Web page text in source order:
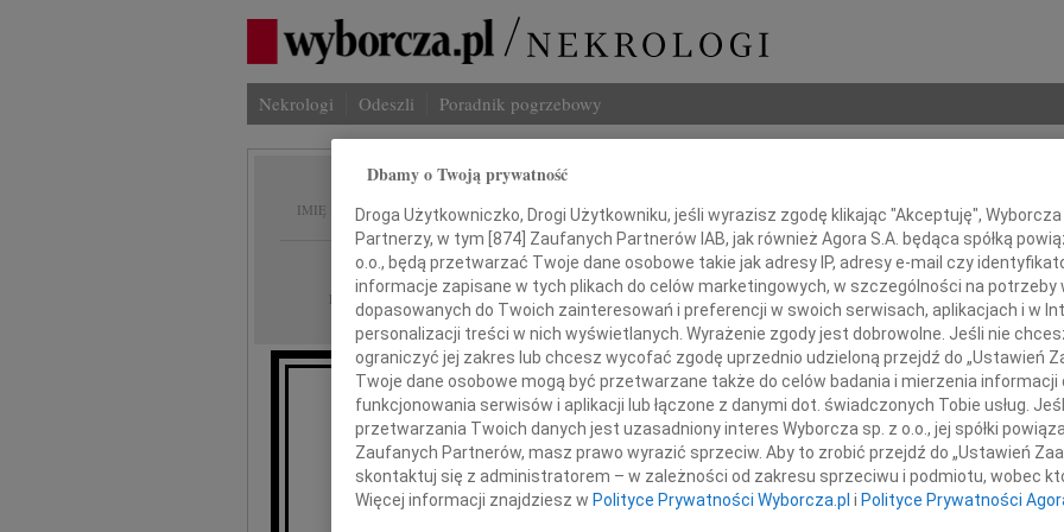
Nekrologi Odeszli Poradnik pogrzebowy
IMIĘ I NAZWISKO: Sabina Kotlarek-Haus
REGION: cała Polska
DATA EMISJI: 13.11.2009
Z głębokim żalem zawiadamiamy,
że 10 listopada 2009 roku zmarła
profesor dr hab. med.
INNE
Z
Z
Z
Z
Dbamy o Twoją prywatność
Droga Użytkowniczko, Drogi Użytkowniku, jeśli wyrazisz zgodę klikając "Akceptuję",
Partnerzy, w tym [ 874 ] Zaufanych Partnerów IAB, jak również Agora S.A. będąca spółką
o.o., będą przetwarzać Twoje dane osobowe takie jak adresy IP, adresy e-mail czy
informacje zapisane w tych plikach do celów marketingowych, w szczególności na potrzeby
dopasowanych do Twoich zainteresowań i preferencji w swoich serwisach, aplikacjach i w
personalizacji treści w nich wyświetlanych. Wyrażenie zgody jest dobrowolne. Jeśli nie
ograniczyć jej zakres lub chcesz wycofać zgodę uprzednio udzieloną przejdź do „Ustawień
Twoje dane osobowe mogą być przetwarzane także do celów badania i mierzenia
funkcjonowania serwisów i aplikacji lub łączone z danymi dot. świadczonych Tobie usług.
przetwarzania Twoich danych jest uzasadniony interes Wyborcza sp. z o.o., jej spółki
Zaufanych Partnerów, masz prawo wyrazić sprzeciw. Aby to zrobić przejdź do „Ustawień
skontaktuj się z administratorem – w zależności od zakresu sprzeciwu i podmiotu, wobec
Więcej informacji znajdziesz w Polityce Prywatności Wyborcza.pl i Polityce Prywatności